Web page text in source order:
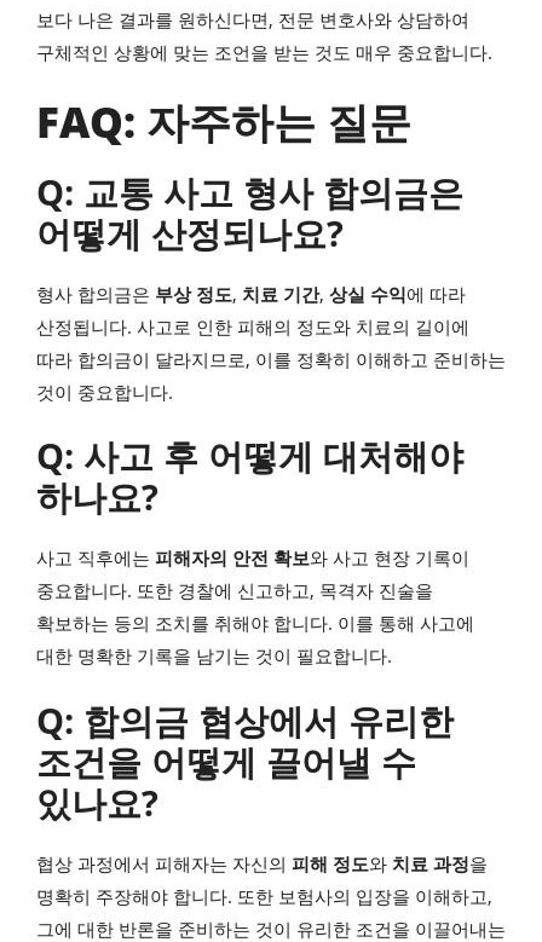
보다 나은 결과를 원하신다면, 전문 변호사와 상담하여
구체적인 상황에 맞는 조언을 받는 것도 매우 중요합니다.
FAQ: 자주하는 질문
Q: 교통 사고 형사 합의금은
어떻게 산정되나요?
형사 합의금은 부상 정도, 치료 기간, 상실 수익에 따라
산정됩니다. 사고로 인한 피해의 정도와 치료의 길이에
따라 합의금이 달라지므로, 이를 정확히 이해하고 준비하는
것이 중요합니다.
Q: 사고 후 어떻게 대처해야
하나요?
사고 직후에는 피해자의 안전 확보와 사고 현장 기록이
중요합니다. 또한 경찰에 신고하고, 목격자 진술을
확보하는 등의 조치를 취해야 합니다. 이를 통해 사고에
대한 명확한 기록을 남기는 것이 필요합니다.
Q: 합의금 협상에서 유리한
조건을 어떻게 끌어낼 수
있나요?
협상 과정에서 피해자는 자신의 피해 정도와 치료 과정을
명확히 주장해야 합니다. 또한 보험사의 입장을 이해하고,
그에 대한 반론을 준비하는 것이 유리한 조건을 이끌어내는